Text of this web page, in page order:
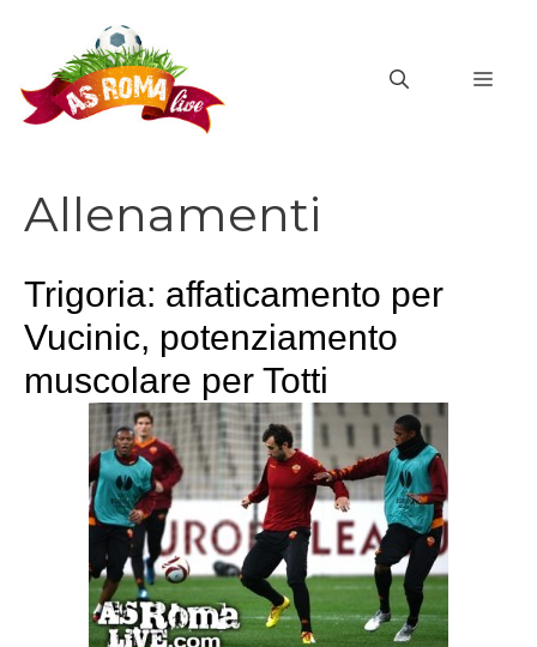
contenuto
Allenamenti
Trigoria: affaticamento per
Vucinic, potenziamento
muscolare per Totti